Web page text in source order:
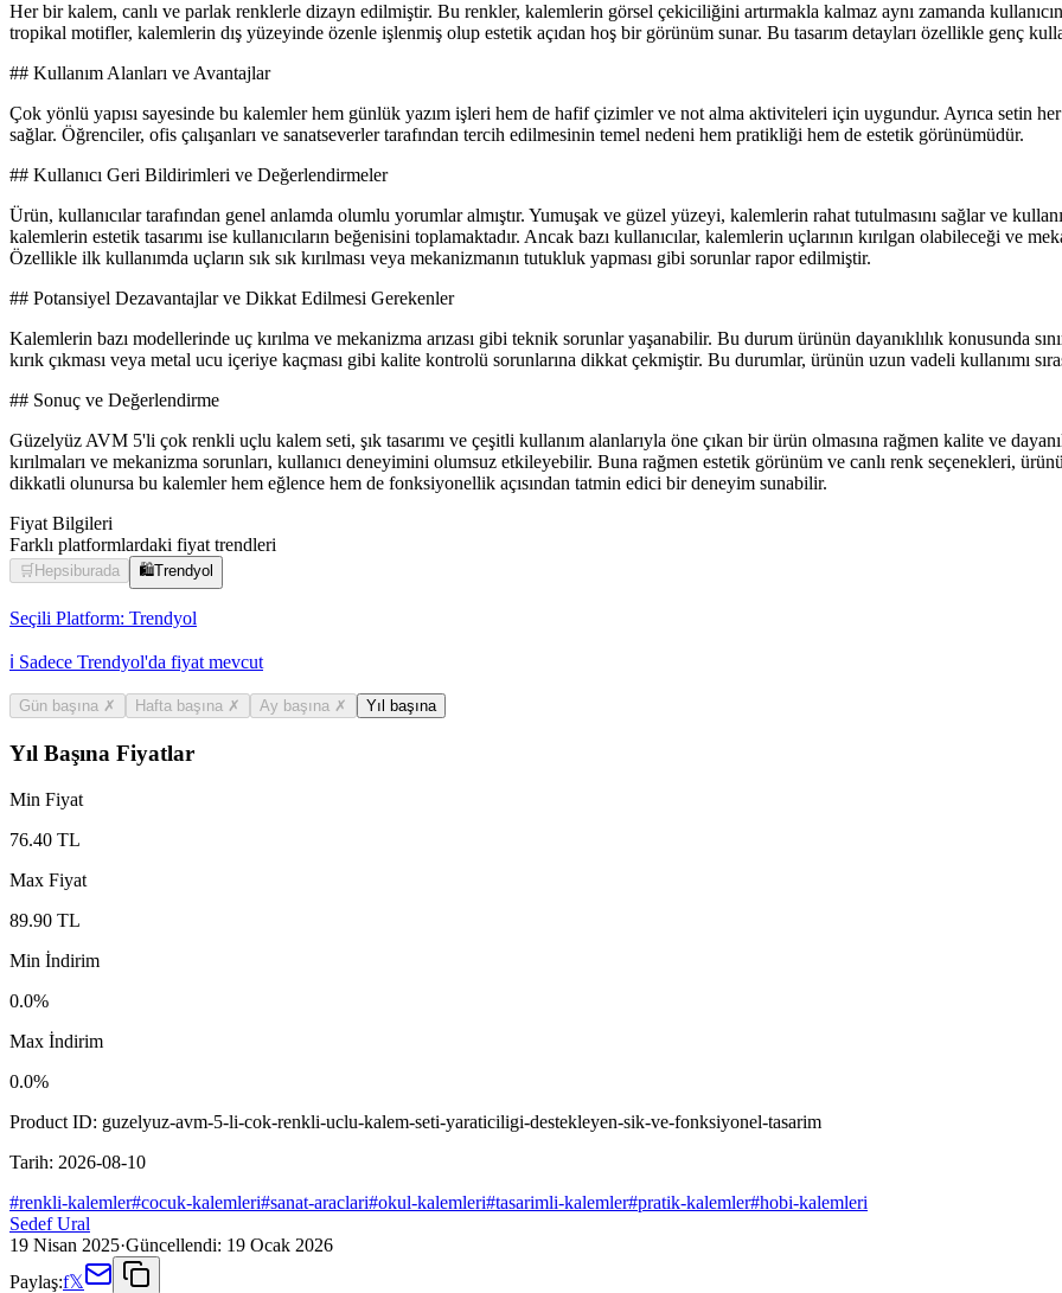
Her bir kalem, canlı ve parlak renklerle dizayn edilmiştir. Bu renkler, kalemlerin görsel çekiciliğini artırmakla kalmaz aynı zamanda
tropikal motifler, kalemlerin dış yüzeyinde özenle işlenmiş olup estetik açıdan hoş bir görünüm sunar. Bu tasarım detayları özellikle genç
## Kullanım Alanları ve Avantajlar
Çok yönlü yapısı sayesinde bu kalemler hem günlük yazım işleri hem de hafif çizimler ve not alma aktiviteleri için uygundur. Ayrıca setin
sağlar. Öğrenciler, ofis çalışanları ve sanatseverler tarafından tercih edilmesinin temel nedeni hem pratikliği hem de estetik görünümüdür.
## Kullanıcı Geri Bildirimleri ve Değerlendirmeler
Ürün, kullanıcılar tarafından genel anlamda olumlu yorumlar almıştır. Yumuşak ve güzel yüzeyi, kalemlerin rahat tutulmasını sağlar ve
kalemlerin estetik tasarımı ise kullanıcıların beğenisini toplamaktadır. Ancak bazı kullanıcılar, kalemlerin uçlarının kırılgan olabileceği ve
Özellikle ilk kullanımda uçların sık sık kırılması veya mekanizmanın tutukluk yapması gibi sorunlar rapor edilmiştir.
## Potansiyel Dezavantajlar ve Dikkat Edilmesi Gerekenler
Kalemlerin bazı modellerinde uç kırılma ve mekanizma arızası gibi teknik sorunlar yaşanabilir. Bu durum ürünün dayanıklılık konusunda
kırık çıkması veya metal ucu içeriye kaçması gibi kalite kontrolü sorunlarına dikkat çekmiştir. Bu durumlar, ürünün uzun vadeli kullanımı
## Sonuç ve Değerlendirme
Güzelyüz AVM 5'li çok renkli uçlu kalem seti, şık tasarımı ve çeşitli kullanım alanlarıyla öne çıkan bir ürün olmasına rağmen kalite ve
kırılmaları ve mekanizma sorunları, kullanıcı deneyimini olumsuz etkileyebilir. Buna rağmen estetik görünüm ve canlı renk seçenekleri,
dikkatli olunursa bu kalemler hem eğlence hem de fonksiyonellik açısından tatmin edici bir deneyim sunabilir.
Fiyat Bilgileri
Farklı platformlardaki fiyat trendleri
🛒 Hepsiburada 🛍️Trendyol
Seçili Platform: Trendyol
ℹ️ Sadece Trendyol'da fiyat mevcut
Gün başına ✗ Hafta başına ✗ Ay başına ✗ Yıl başına
Yıl Başına Fiyatlar
Min Fiyat
76.40 TL
Max Fiyat
89.90 TL
Min İndirim
0.0%
Max İndirim
0.0%
Product ID: guzelyuz-avm-5-li-cok-renkli-uclu-kalem-seti-yaraticiligi-destekleyen-sik-ve-fonksiyonel-tasarim
Tarih: 2026-08-10
#renkli-kalemler#cocuk-kalemleri#sanat-araclari#okul-kalemleri#tasarimli-kalemler#pratik-kalemler#hobi-kalemleri
Sedef Ural
19 Nisan 2025·Güncellendi: 19 Ocak 2026
Paylaş:f𝕏